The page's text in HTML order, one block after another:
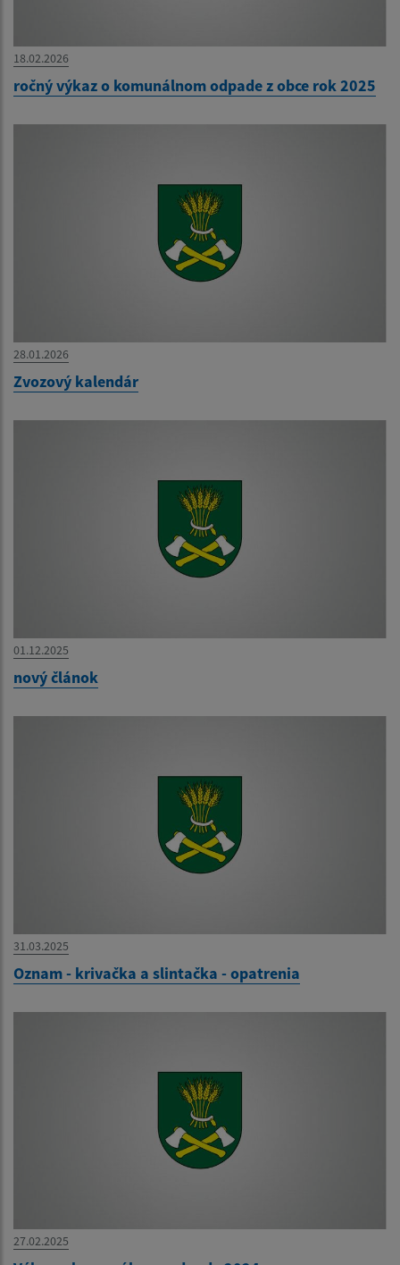
18.02.2026
ročný výkaz o komunálnom odpade z obce rok 2025
28.01.2026
Zvozový kalendár
01.12.2025
nový článok
31.03.2025
Oznam - krivačka a slintačka - opatrenia
27.02.2025